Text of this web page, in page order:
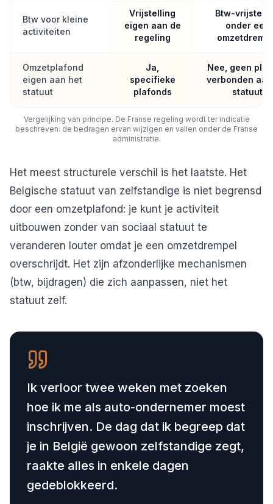
Btw voor kleine
activiteiten
Vrijstelling
eigen aan de
regeling
Btw-
onder een
Omzetplafond
eigen aan het
statuut
Ja,
specifieke
plafonds
Nee, geen
verbonden
statuut
Vergelijking van principe. De Franse regeling wordt ter indicatie
beschreven: de bedragen ervan wijzigen en vallen onder de Franse
administratie.
Het meest structurele verschil is het laatste. Het
Belgische statuut van zelfstandige is niet begrensd
door een omzetplafond: je kunt je activiteit
uitbouwen zonder van sociaal statuut te
veranderen louter omdat je een omzetdrempel
overschrijdt. Het zijn afzonderlijke mechanismen
(btw, bijdragen) die zich aanpassen, niet het
statuut zelf.
Ik verloor twee weken met zoeken
hoe ik me als auto-ondernemer moest
inschrijven. De dag dat ik begreep dat
je in België gewoon zelfstandige zegt,
raakte alles in enkele dagen
gedeblokkeerd.